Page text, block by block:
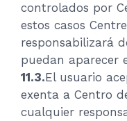
controlados por
estos casos
responsabilizará
puedan aparecer
11.3.El usuario
exenta a Centro
cualquier